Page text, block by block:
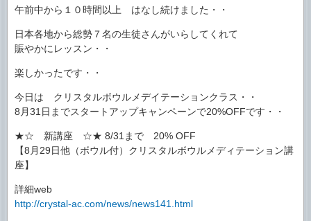
午前中から１０時間以上 はなし続けました・・
日本各地から総勢７名の生徒さんがいらしてくれて
賑やかにレッスン・・
楽しかったです・・
今日は クリスタルボウルメデイテーションクラス・・
8月31日までスタートアップキャンペーンで20%OFFです・・
★☆ 新講座 ☆★ 8/31まで 20% OFF
【8月29日他（ボウル付）クリスタルボウルメディテーション講
座】
詳細web
http://crystal-ac.com/news/news141.html